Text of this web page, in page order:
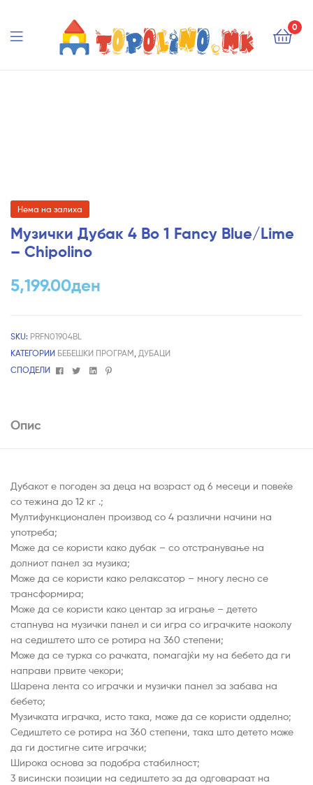
0
Нема на залиха
Музички Дубак 4 Во 1 Fancy Blue/Lime
– Chipolino
5,199.00ден
SKU: PRFN01904BL
КАТЕГОРИИ БЕБЕШКИ ПРОГРАМ ДУБАЦИ
СПОДЕЛИ
FacebookTwitterLinkedin
Pinterest
Опис
Дубакот е погоден за деца на возраст од 6 месеци и повеќе
со тежина до 12 кг .;
Мултифункционален производ со 4 различни начини на
употреба;
Може да се користи како дубак – со отстранување на
долниот панел за музика;
Може да се користи како релаксатор – многу лесно се
трансформира;
Може да се користи како центар за играње – детето
стапнува на музички панел и си игра со играчките наоколу
на седиштето што се ротира на 360 степени;
Може да се турка со рачката, помагајќи му на бебето да ги
направи првите чекори;
Шарена лента со играчки и музички панел за забава на
бебето;
Музичката играчка, исто така, може да се користи одделно;
Седиштето се ротира на 360 степени, така што детето може
да ги достигне сите играчки;
Широка основа за подобра стабилност;
3 висински позиции на седиштето за да одговараат на